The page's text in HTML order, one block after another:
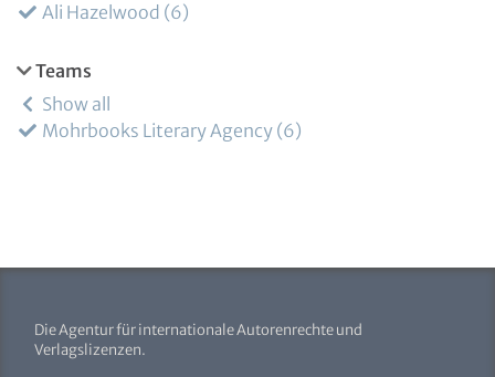
Ali Hazelwood
6
Teams
Show all
Mohrbooks Literary Agency 6
Die Agentur für internationale Autorenrechte und
Verlagslizenzen.